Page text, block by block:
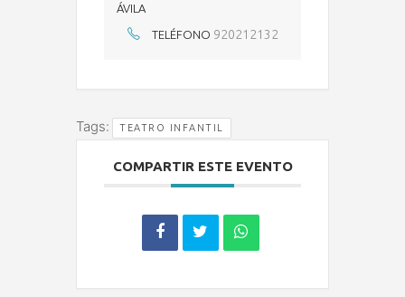
ÁVILA
TELÉFONO 920212132
Tags: TEATRO INFANTIL
COMPARTIR ESTE EVENTO